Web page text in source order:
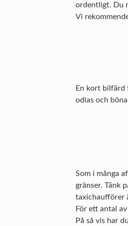
ordentligt. Du
Vi
En kort bilfärd
odlas och
Som i många
gränser. Tänk
taxichaufförer
För ett antal
På så vis har